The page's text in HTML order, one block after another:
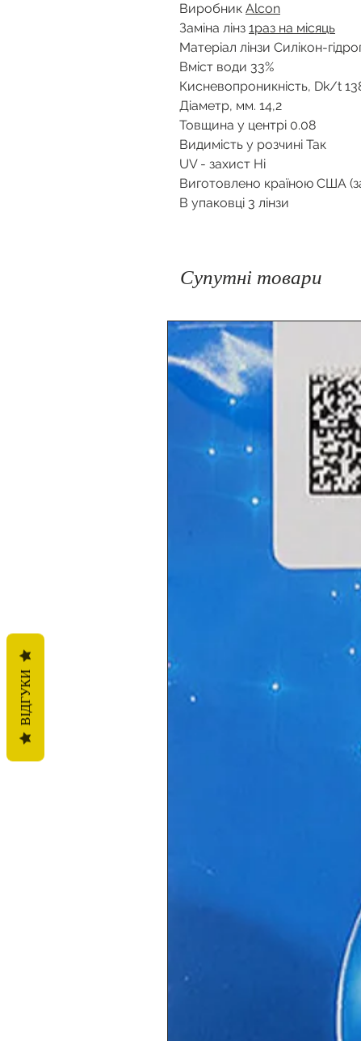
Виробник Alcon
Заміна лінз 1раз на місяць
Матеріал лінзи Силікон-
Вміст води 33%
Кисневопроникність, Dk/t
Діаметр, мм. 14,2
Товщина у центрі 0.08
Видимість у розчині Так
UV - захист Ні
Виготовлено країною США
В упаковці 3 лінзи
Супутні товари
ВІДГУКИ